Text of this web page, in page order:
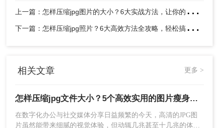
上
一篇：怎样压缩jpg图片的大小？6大实战方法，让你的图片"瘦身"成功！
下
一篇：怎样压缩jpg照片？6大高效方法全攻略，轻松搞定图片瘦身！
相关文章 更多 >
怎样压缩jpg文件大小？5个高效实用的图片瘦身方法全解析！
在数字化办公与社交媒体分享日益频繁的今天，高清的JPG图
片虽然能带来细腻的视觉体验，但动辄几兆甚至十几兆的体